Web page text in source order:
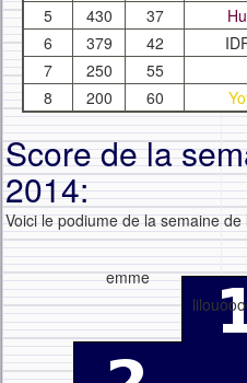
5
430 37
6
379 42
7
250 55
8
200 60
Score de la
2014:
Voici le podiume de la semaine
emme